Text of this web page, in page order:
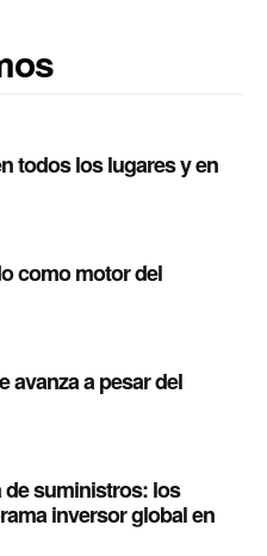
todos los lugares y en
como motor del
avanza a pesar del
de suministros: los
inversor global en